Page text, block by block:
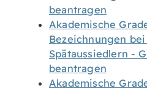
beantragen
Akademische
Bezeichnungen
Spätaussiedlern -
beantragen
Akademische